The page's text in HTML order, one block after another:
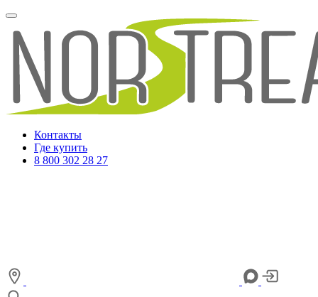
Контакты
Где купить
8 800 302 28 27